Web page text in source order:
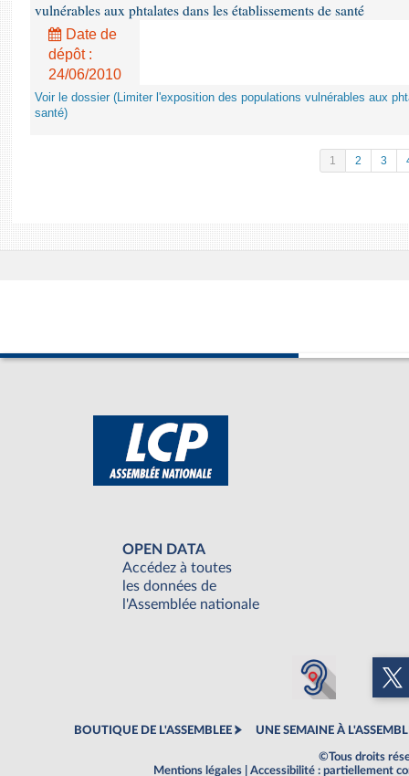
vulnérables aux phtalates dans les établissements de santé
Date de
dépôt :
24/06/2010
Voir le dossier (Limiter l'exposition des populations vulnérables aux
santé)
1 2 3
OPEN DATA
Accédez à toutes
les données de
l'Assemblée nationale
BOUTIQUE DE L'ASSEMBLEE UNE SEMAINE À
©Tous droits
Mentions légales
Accessibilité : partiellement